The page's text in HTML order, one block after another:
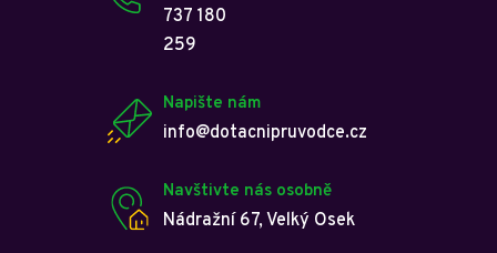
737 180
259
Napište nám
info@dotacnipruvodce.cz
Navštivte nás osobně
Nádražní 67, Velký Osek